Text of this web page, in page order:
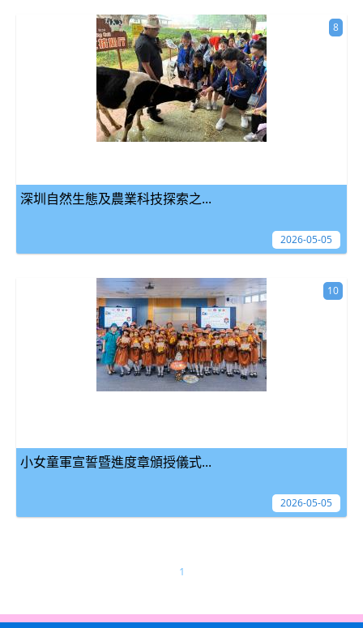
深圳自然生態及農業科技探索之...
8
2026-05-05
小女童軍宣誓暨進度章頒授儀式...
10
2026-05-05
1